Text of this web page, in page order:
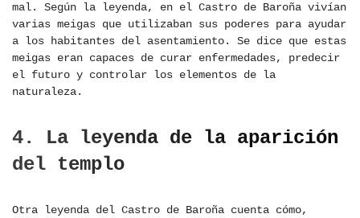
mal. Según la leyenda, en el Castro de Baroña vivían
varias meigas que utilizaban sus poderes para ayudar
a los habitantes del asentamiento. Se dice que estas
meigas eran capaces de curar enfermedades, predecir
el futuro y controlar los elementos de la
naturaleza.
4. La leyenda de la aparición
del templo
Otra leyenda del Castro de Baroña cuenta cómo,